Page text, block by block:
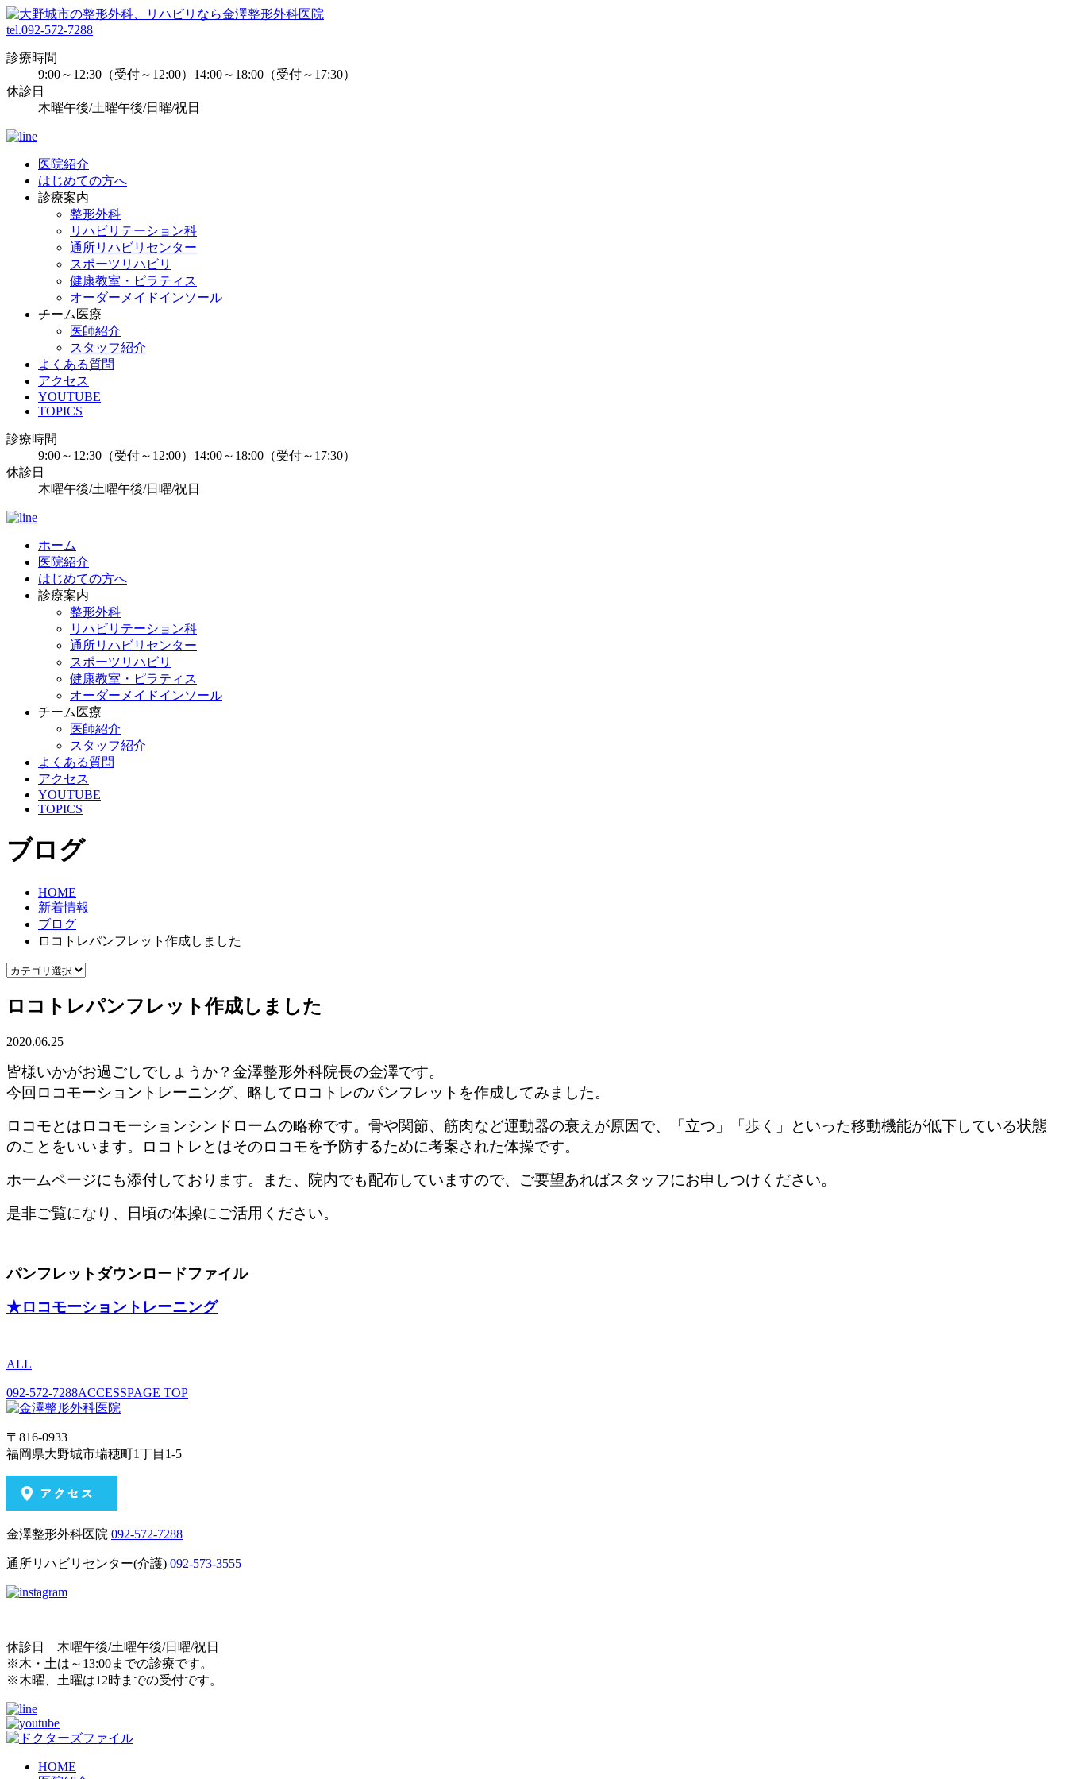
tel.092-572-7288
診療時間
9:00～12:30（受付～12:00）14:00～18:00（受付～17:30）
休診日
木曜午後/土曜午後/日曜/祝日
医院紹介
はじめての方へ
診療案内
整形外科
リハビリテーション科
通所リハビリセンター
スポーツリハビリ
健康教室・ピラティス
オーダーメイドインソール
チーム医療
医師紹介
スタッフ紹介
よくある質問
アクセス
YOUTUBE
TOPICS
診療時間
9:00～12:30（受付～12:00）14:00～18:00（受付～17:30）
休診日
木曜午後/土曜午後/日曜/祝日
ホーム
医院紹介
はじめての方へ
診療案内
整形外科
リハビリテーション科
通所リハビリセンター
スポーツリハビリ
健康教室・ピラティス
オーダーメイドインソール
チーム医療
医師紹介
スタッフ紹介
よくある質問
アクセス
YOUTUBE
TOPICS
ブログ
HOME
新着情報
ブログ
ロコトレパンフレット作成しました
ロコトレパンフレット作成しました
2020.06.25
皆様いかがお過ごしでしょうか？金澤整形外科院長の金澤です。
今回ロコモーショントレーニング、略してロコトレのパンフレットを作成してみました。
ロコモとはロコモーションシンドロームの略称です。骨や関節、筋肉など運動器の衰えが原因で、「立つ」「歩く」といった移動機能が低下している状態
のことをいいます。ロコトレとはそのロコモを予防するために考案された体操です。
ホームページにも添付しております。また、院内でも配布していますので、ご要望あればスタッフにお申しつけください。
是非ご覧になり、日頃の体操にご活用ください。
パンフレットダウンロードファイル
★ロコモーショントレーニング
ALL
092-572-7288ACCESSPAGE TOP
〒816-0933
福岡県大野城市瑞穂町1丁目1-5
金澤整形外科医院 092-572-7288
通所リハビリセンター(介護) 092-573-3555
休診日 木曜午後/土曜午後/日曜/祝日
※木・土は～13:00までの診療です。
※木曜、土曜は12時までの受付です。
HOME